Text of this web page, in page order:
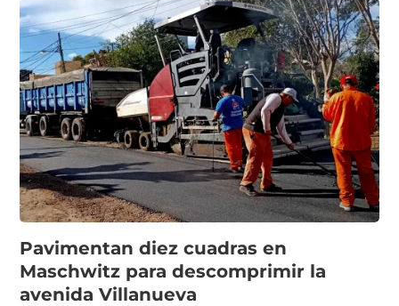
Pavimentan diez cuadras en
Maschwitz para descomprimir la
avenida Villanueva